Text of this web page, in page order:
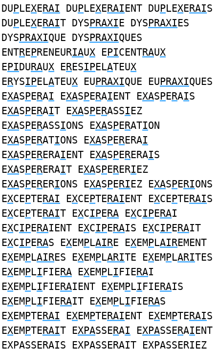
DUPLEXERAI DUPLEXERAIENT DUPLEXERAIS
DUPLEXERAIT DYSPRAXIE DYSPRAXIES
DYSPRAXIQUE DYSPRAXIQUES
ENTREPRENEURIAUX EPICENTRAUX
EPIDURAUX ERESIPELATEUX
ERYSIPELATEUX EUPRAXIQUE EUPRAXIQUES
EXASPERAI EXASPERAIENT EXASPERAIS
EXASPERAIT EXASPERASSIEZ
EXASPERASSIONS EXASPERATION
EXASPERATIONS EXASPERERAI
EXASPERERAIENT EXASPERERAIS
EXASPERERAIT EXASPERERIEZ
EXASPERERIONS EXASPERIEZ EXASPERIONS
EXCEPTERAI EXCEPTERAIENT EXCEPTERAIS
EXCEPTERAIT EXCIPERA EXCIPERAI
EXCIPERAIENT EXCIPERAIS EXCIPERAIT
EXCIPERAS EXEMPLAIRE EXEMPLAIREMENT
EXEMPLAIRES EXEMPLARITE EXEMPLARITES
EXEMPLIFIERA EXEMPLIFIERAI
EXEMPLIFIERAIENT EXEMPLIFIERAIS
EXEMPLIFIERAIT EXEMPLIFIERAS
EXEMPTERAI EXEMPTERAIENT EXEMPTERAIS
EXEMPTERAIT EXPASSERAI EXPASSERAIENT
EXPASSERAIS EXPASSERAIT EXPASSERIEZ